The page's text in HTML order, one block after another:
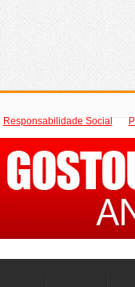
Responsabilidade Social